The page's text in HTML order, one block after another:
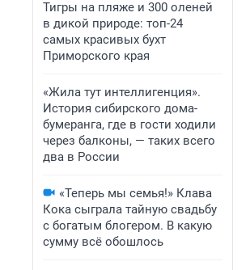
Тигры на пляже и 300 оленей
в дикой природе: топ-24
самых красивых бухт
Приморского края
«Жила тут интеллигенция».
История сибирского дома-
бумеранга, где в гости ходили
через балконы, — таких всего
два в России
«Теперь мы семья!» Клава
Кока сыграла тайную свадьбу
с богатым блогером. В какую
сумму всё обошлось